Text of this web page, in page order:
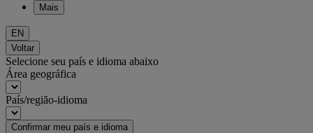
Mais
EN
Voltar
Selecione seu país e idioma abaixo
Área geográfica
País/região-idioma
Confirmar meu país e idioma